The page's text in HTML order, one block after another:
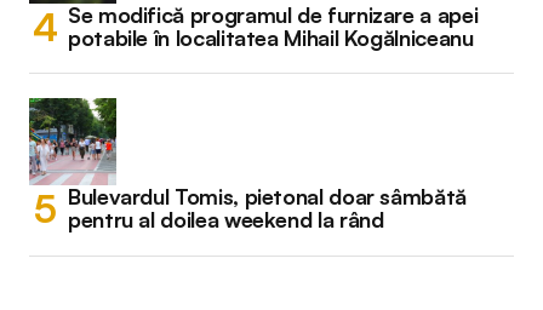
Se modifică programul de furnizare a apei
potabile în localitatea Mihail Kogălniceanu
Bulevardul Tomis, pietonal doar sâmbătă
pentru al doilea weekend la rând